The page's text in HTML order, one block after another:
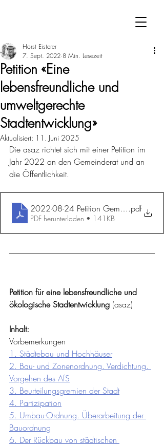
Petition «Eine
lebensfreundliche und
umweltgerechte
Stadtentwicklung»
Horst Eisterer
7. Sept. 2022 8 Min. Lesezeit
Aktualisiert: 11. Juni 2025
Die asaz richtet sich mit einer Petition im
Jahr 2022 an den Gemeinderat und an
die Öffentlichkeit.
2022-08-24 Petition Gemeinderat off.
.pdf
PDF herunterladen • 141KB
Petition für eine lebensfreundliche und
ökologische Stadtentwicklung (asaz)
Inhalt:
Vorbemerkungen
1. Städtebau und Hochhäuser
2. Bau- und Zonenordnung. Verdichtung.
Vorgehen des AfS
3. Beurteilungsgremien der Stadt
4. Partizipation
5. Umbau-Ordnung. Überarbeitung der
Bauordnung
6. Der Rückbau von städtischen